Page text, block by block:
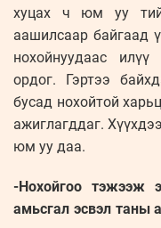
хуцах ч юм уу
аашилсаар байгаад
нохойнуудаас
ордог. Гэртээ
бусад нохойтой
ажиглагддаг.
юм уу даа.
-Нохойгоо тэжээж
амьсгал эсвэл таны